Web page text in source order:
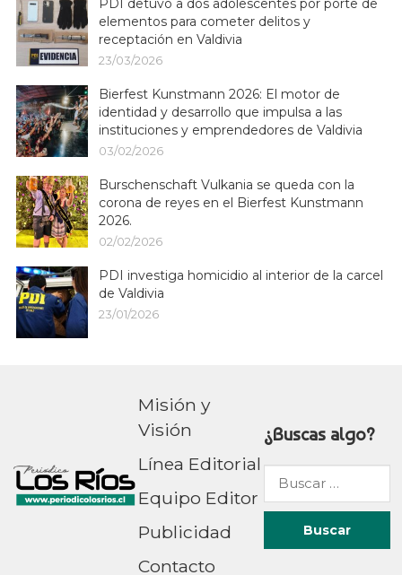
PDI detuvo a dos adolescentes por porte de
elementos para cometer delitos y
receptación en Valdivia
23/03/2026
Bierfest Kunstmann 2026: El motor de
identidad y desarrollo que impulsa a las
instituciones y emprendedores de Valdivia
03/02/2026
Burschenschaft Vulkania se queda con la
corona de reyes en el Bierfest Kunstmann
2026.
02/02/2026
PDI investiga homicidio al interior de la carcel
de Valdivia
23/01/2026
Misión y
Visión
Línea Editorial
Equipo Editor
Publicidad
Contacto
¿Buscas algo?
Buscar
por: